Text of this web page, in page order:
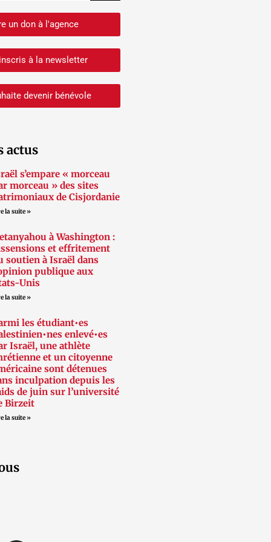
un don à l'agence
à la newsletter
devenir bénévole
actus
s’empare « morceau
morceau » des sites
de Cisjordanie
la suite »
à Washington :
et effritement
soutien à Israël dans
publique aux
Unis
la suite »
les étudiant•es
enlevé•es
Israël, une athlète
et un citoyenne
sont détenues
inculpation depuis les
de juin sur l’université
Birzeit
la suite »